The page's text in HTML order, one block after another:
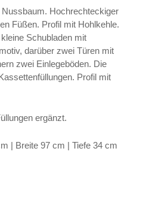
Hochrechteckiger
Füßen. Profil mit Hohlkehle.
Schubladen mit
darüber zwei Türen mit
zwei Einlegeböden. Die
Profil mit
ergänzt.
| Breite 97 cm | Tiefe 34 cm